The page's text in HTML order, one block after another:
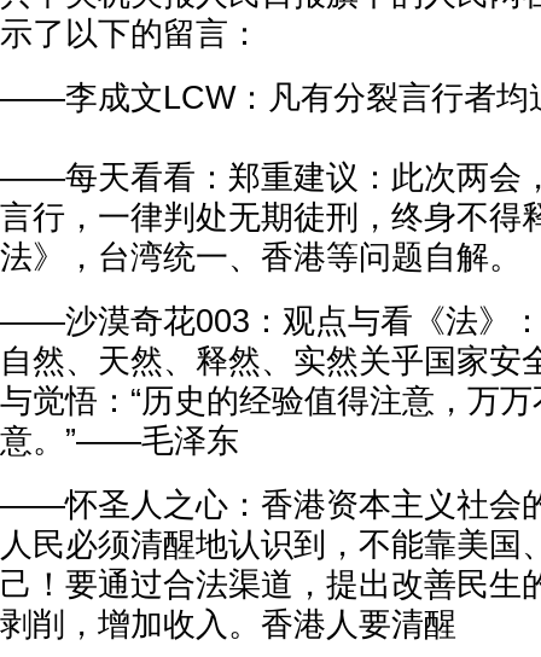
示了以下的留言：
——李成文LCW：凡有分裂言行者均
——每天看看：郑重建议：此次两会
言行，一律判处无期徒刑，终身不得
法》，台湾统一、香港等问题自解。
——沙漠奇花003：观点与看《法》
自然、天然、释然、实然关乎国家安
与觉悟：“历史的经验值得注意，万
意。”——毛泽东
——怀圣人之心：香港资本主义社会
人民必须清醒地认识到，不能靠美国
己！要通过合法渠道，提出改善民生
剥削，增加收入。香港人要清醒